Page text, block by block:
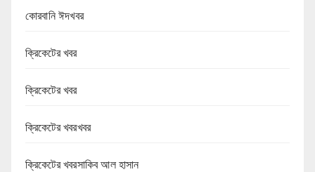
কোরবানি ঈদখবর
ক্রিকেটের খবর
ক্রিকেটের খবর
ক্রিকেটের খবরখবর
ক্রিকেটের খবরসাকিব আল হাসান